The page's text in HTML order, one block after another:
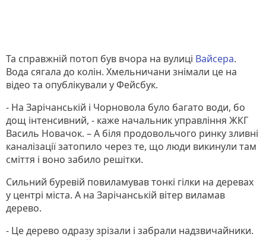
Та справжній потоп був вчора на вулиці Вайсера.
Вода сягала до колін. Хмельничани знімали це на
відео та опублікували у Фейсбук.
- На Зарічанській і Чорновола було багато води, бо
дощ інтенсивний, - каже начальник управління ЖКГ
Василь Новачок. – А біля продовольчого ринку зливні
каналізації затопило через те, що люди викинули там
сміття і воно забило решітки.
Сильний буревій повиламував тонкі гілки на деревах
у центрі міста. А на Зарічанській вітер виламав
дерево.
- Це дерево одразу зрізали і забрали надзвичайники.